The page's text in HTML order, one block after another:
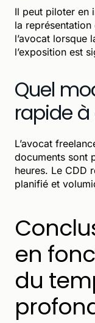
Il peut piloter en
la
l’avocat lorsque
l’exposition est
Quel
rapide
L’avocat
documents sont
heures. Le CDD
planifié et
en
du